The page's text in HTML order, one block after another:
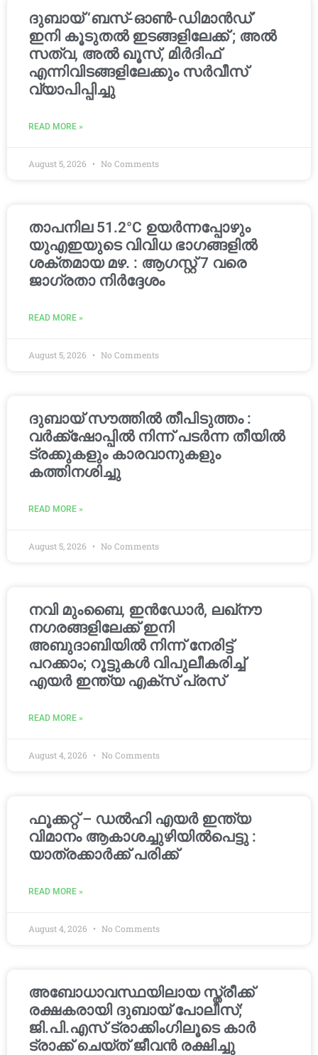
ദുബായ് ‘ബസ്-ഓൺ-ഡിമാൻഡ്’
ഇനി കൂടുതൽ ഇടങ്ങളിലേക്ക് ; അൽ
സത്വ, അൽ ഖൂസ്, മിർദിഫ്
എന്നിവിടങ്ങളിലേക്കും സർവീസ്
വ്യാപിപ്പിച്ചു
READ MORE »
August 5, 2026 No Comments
താപനില 51.2°C ഉയർന്നപ്പോഴും
യുഎഇയുടെ വിവിധ ഭാഗങ്ങളിൽ
ശക്തമായ മഴ. : ആഗസ്റ്റ് 7 വരെ
ജാഗ്രതാ നിർദ്ദേശം
READ MORE »
August 5, 2026 No Comments
ദുബായ് സൗത്തിൽ തീപിടുത്തം :
വർക്ക്‌ഷോപ്പിൽ നിന്ന് പടർന്ന തീയിൽ
ട്രക്കുകളും കാരവാനുകളും
കത്തിനശിച്ചു
READ MORE »
August 5, 2026 No Comments
നവി മുംബൈ, ഇൻഡോർ, ലഖ്നൗ
നഗരങ്ങളിലേക്ക് ഇനി
അബുദാബിയിൽ നിന്ന് നേരിട്ട്
പറക്കാം; റൂട്ടുകൾ വിപുലീകരിച്ച്
എയർ ഇന്ത്യ എക്സ് പ്രസ്
READ MORE »
August 4, 2026 No Comments
ഫൂക്കറ്റ് – ഡൽഹി എയര്‍ ഇന്ത്യ
വിമാനം ആകാശച്ചുഴിയില്‍പെട്ടു :
യാത്രക്കാര്‍ക്ക് പരിക്ക്
READ MORE »
August 4, 2026 No Comments
അബോധാവസ്ഥയിലായ സ്ത്രീക്ക്
രക്ഷകരായി ദുബായ് പോലീസ്;
ജി.പി.എസ് ട്രാക്കിംഗിലൂടെ കാർ
ട്രാക്ക് ചെയ്ത് ജീവൻ രക്ഷിച്ചു